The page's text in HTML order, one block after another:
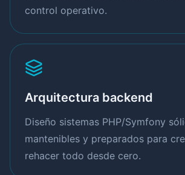
control operativo.
Arquitectura backend
Diseño sistemas PHP/Symfony
mantenibles y preparados para
rehacer todo desde cero.